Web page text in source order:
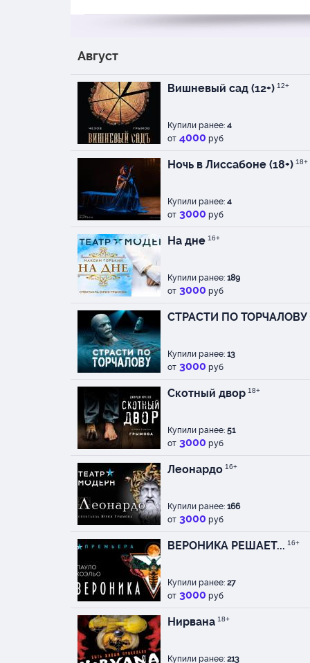
Август
Вишневый сад (12+) 12+
Купили ранее: 4
от 4000 руб
Ночь в Лиссабоне (18+) 18+
Купили ранее: 4
от 3000 руб
На дне 16+
Купили ранее: 189
от 3000 руб
СТРАСТИ ПО ТОРЧАЛОВУ
Купили ранее: 13
от 3000 руб
Скотный двор 18+
Купили ранее: 51
от 3000 руб
Леонардо 16+
Купили ранее: 166
от 3000 руб
ВЕРОНИКА РЕШАЕТ... 16+
Купили ранее: 27
от 3000 руб
Нирвана 18+
Купили ранее: 213